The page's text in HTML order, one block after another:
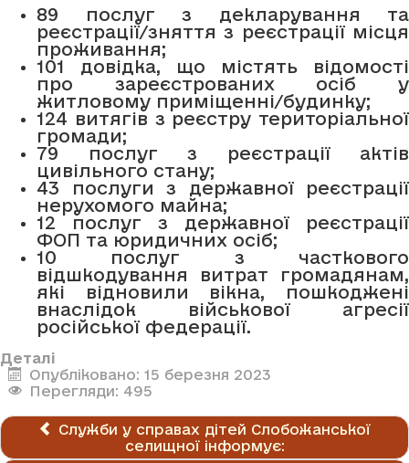
89 послуг з декларування та
реєстрації/зняття з реєстрації місця
проживання;
101 довідка, що містять відомості
про зареєстрованих осіб у
житловому приміщенні/будинку;
124 витягів з реєстру територіальної
громади;
79 послуг з реєстрації актів
цивільного стану;
43 послуги з державної реєстрації
нерухомого майна;
12 послуг з державної реєстрації
ФОП та юридичних осіб;
10 послуг з часткового
відшкодування витрат громадянам,
які відновили вікна, пошкоджені
внаслідок військової агресії
російської федерації.
Деталі
Опубліковано: 15 березня 2023
Перегляди: 495
Служби у справах дітей Слобожанської
селищної інформує: